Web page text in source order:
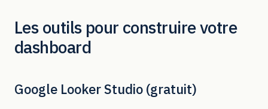
Les outils pour construire votre
dashboard
Google Looker Studio (gratuit)